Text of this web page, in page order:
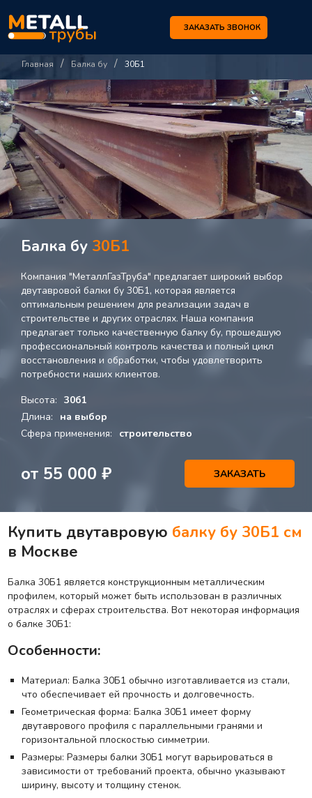
ЗАКАЗАТЬ ЗВОНОК
Главная / Балка бу / 30Б1
Балка бу 30Б1
Компания "МеталлГазТруба" предлагает широкий выбор
двутавровой балки бу 30Б1, которая является
оптимальным решением для реализации задач в
строительстве и других отраслях. Наша компания
предлагает только качественную балку бу, прошедшую
профессиональный контроль качества и полный цикл
восстановления и обработки, чтобы удовлетворить
потребности наших клиентов.
Высота: 30б1
Длина:
на выбор
Сфера применения:
строительство
от 55 000 ₽ ЗАКАЗАТЬ
Купить двутавровую балку бу 30Б1 см
в Москве
Балка 30Б1 является конструкционным металлическим
профилем, который может быть использован в различных
отраслях и сферах строительства. Вот некоторая информация
о балке 30Б1:
Особенности:
Материал: Балка 30Б1 обычно изготавливается из стали,
что обеспечивает ей прочность и долговечность.
Геометрическая форма: Балка 30Б1 имеет форму
двутаврового профиля с параллельными гранями и
горизонтальной плоскостью симметрии.
Размеры: Размеры балки 30Б1 могут варьироваться в
зависимости от требований проекта, обычно указывают
ширину, высоту и толщину стенок.